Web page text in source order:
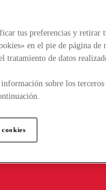
tus preferencias y retirar
en el pie de página
tratamiento de datos
sobre los